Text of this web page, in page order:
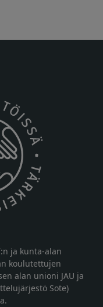
ja kunta-alan
koulutettujen
alan unioni JAU ja
Sote)